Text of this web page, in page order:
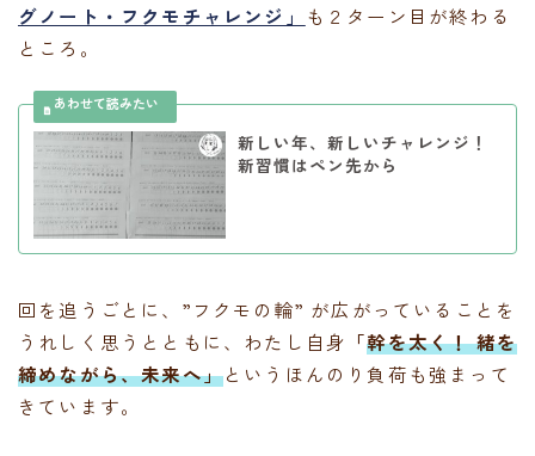
グノート・フクモチャレンジ」 も２ターン目が終わる
ところ。
新しい年、新しいチャレンジ！
新習慣はペン先から
回を追うごとに、”フクモの輪” が広がっていることを
うれしく思うとともに、わたし自身 「幹を太く！ 緒を
締めながら、未来へ」というほんのり負荷も強まって
きています。